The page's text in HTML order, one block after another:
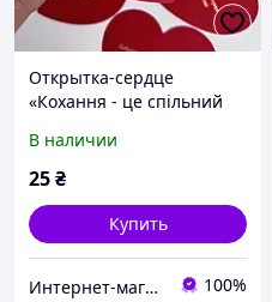
Открытка-сердце
«Кохання - це спільний
тиснением
В наличии
25₴
Купить
Интернет-магазин AWATCH 100%